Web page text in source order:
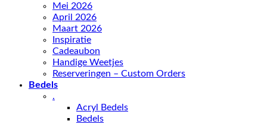
Mei 2026
April 2026
Maart 2026
Inspiratie
Cadeaubon
Handige Weetjes
Reserveringen – Custom Orders
Bedels
.
Acryl Bedels
Bedels